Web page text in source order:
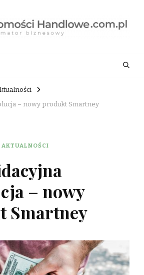
– nowy produkt Smartney
AKTUALNOŚCI
– nowy
Smartney